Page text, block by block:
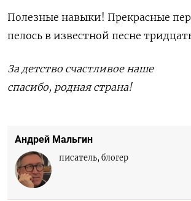
Полезные навыки! Прекрасные
пелось в известной песне
За детство счастливое наше
‎спасибо, родная страна!
Андрей Мальгин
писатель, блогер